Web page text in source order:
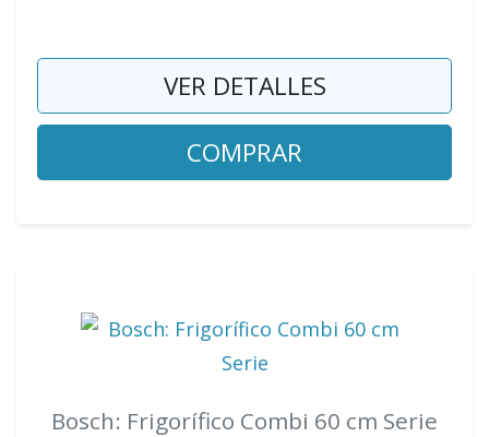
VER DETALLES
COMPRAR
Bosch: Frigorífico Combi 60 cm Serie